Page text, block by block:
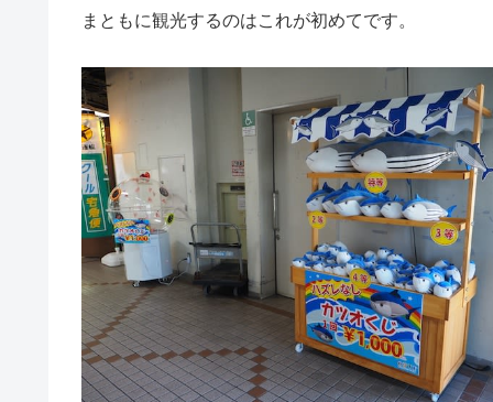
まともに観光するのはこれが初めてです。